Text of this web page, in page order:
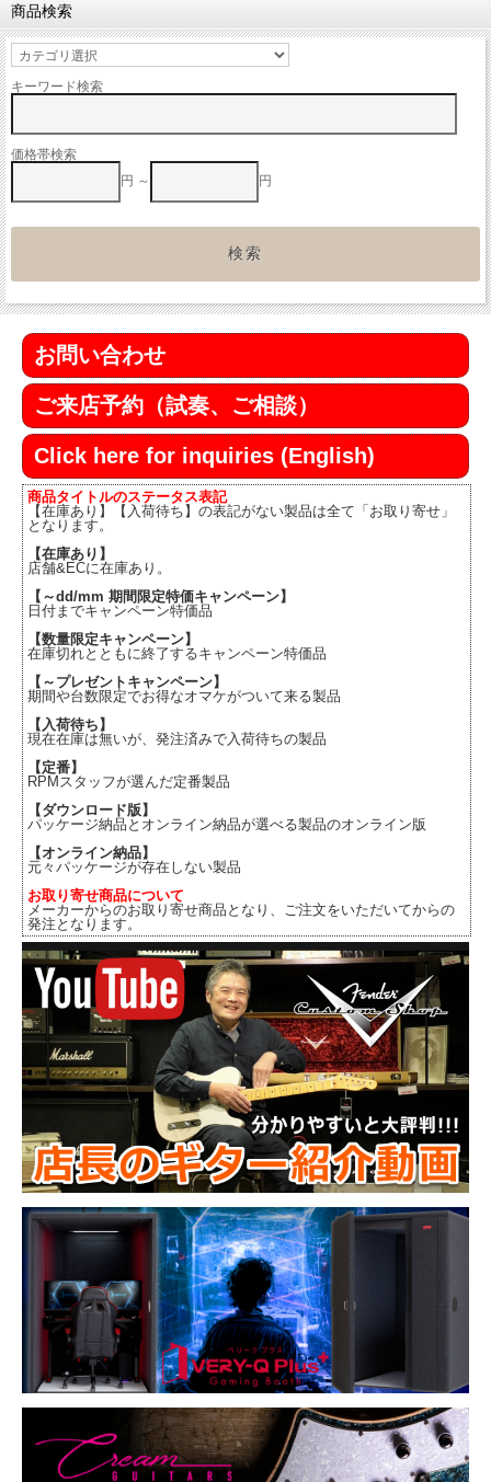
商品検索
キーワード検索
価格帯検索
円 ～
円
お問い合わせ
ご来店予約（試奏、ご相談）
Click here for inquiries (English)
商品タイトルのステータス表記
【在庫あり】【入荷待ち】の表記がない製品は全て「お取り寄せ」
となります。
【在庫あり】
店舗&ECに在庫あり。
【～dd/mm 期間限定特価キャンペーン】
日付までキャンペーン特価品
【数量限定キャンペーン】
在庫切れとともに終了するキャンペーン特価品
【～プレゼントキャンペーン】
期間や台数限定でお得なオマケがついて来る製品
【入荷待ち】
現在在庫は無いが、発注済みで入荷待ちの製品
【定番】
RPMスタッフが選んだ定番製品
【ダウンロード版】
パッケージ納品とオンライン納品が選べる製品のオンライン版
【オンライン納品】
元々パッケージが存在しない製品
お取り寄せ商品について
メーカーからのお取り寄せ商品となり、ご注文をいただいてからの
発注となります。